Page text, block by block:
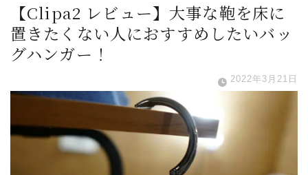
【Clipa2 レビュー】大事な鞄を床に
置きたくない人におすすめしたいバッ
グハンガー！
2022年3月21日